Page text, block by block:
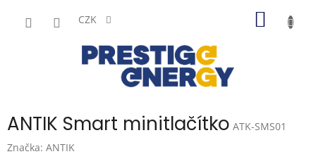
CZK
ANTIK Smart minitlačítko ATK-SMS01
Značka: ANTIK